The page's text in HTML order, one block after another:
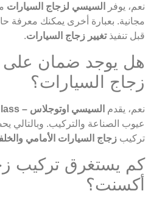
نعم، يوفر السيسي لزجاج السيارات
مجانية. بعبارة أخرى يمكنك معرفة
قبل تنفيذتغيير زجاج السيارات.
هل يوجد ضمان
زجاج السيارات؟
نعم، يقدم السيسي اوتوجلاس – el seesyautoglass
عيوب الصناعة والتركيب. وبالتالي
تركيب زجاج السيارات الأمامي
كم يستغرق تركيب
أكسنت؟